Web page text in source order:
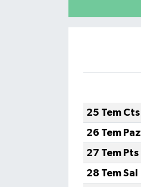
25 Tem Cts
26 Tem Paz
27 Tem Pts
28 Tem Sal